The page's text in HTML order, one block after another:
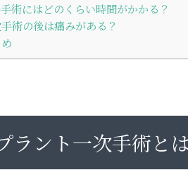
術にはどのくらい時間がかかる？
術の後は痛みがある？
ラント一次手術と